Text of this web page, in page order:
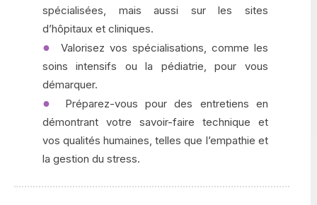
spécialisées, mais aussi sur les sites
d’hôpitaux et cliniques.
Valorisez vos spécialisations, comme les
soins intensifs ou la pédiatrie, pour vous
démarquer.
Préparez-vous pour des entretiens en
démontrant votre savoir-faire technique et
vos qualités humaines, telles que l’empathie et
la gestion du stress.